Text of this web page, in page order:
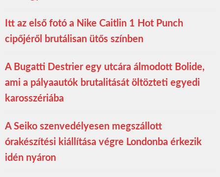
Itt az első fotó a Nike Caitlin 1 Hot Punch
cipőjéről brutálisan ütős színben
A Bugatti Destrier egy utcára álmodott Bolide,
ami a pályaautók brutalitását öltözteti egyedi
karosszériába
A Seiko szenvedélyesen megszállott
órakészítési kiállítása végre Londonba érkezik
idén nyáron